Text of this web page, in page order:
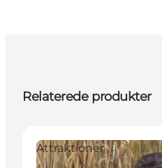
Relaterede produkter
Attraktioner